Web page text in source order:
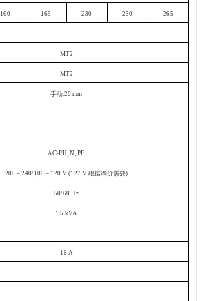
160 165 230 250 265
MT2
MT2
手动 ,20 mm
AC-PH, N, PE
200 – 240/100 – 120 V (127 V根据询价需要)
50/60 Hz
1.5 kVA
16 A